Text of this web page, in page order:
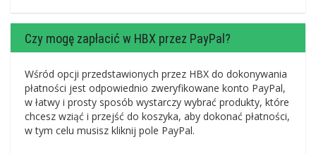
Czy mogę zapłacić w HBX przez PayPal?
Wśród opcji przedstawionych przez HBX do dokonywania
płatności jest odpowiednio zweryfikowane konto PayPal,
w łatwy i prosty sposób wystarczy wybrać produkty, które
chcesz wziąć i przejść do koszyka, aby dokonać płatności,
w tym celu musisz kliknij pole PayPal.